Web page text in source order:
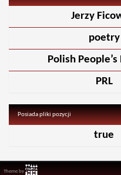
Jerzy
poetry
Polish
PRL
Posiada pliki pozycji
true
Theme by